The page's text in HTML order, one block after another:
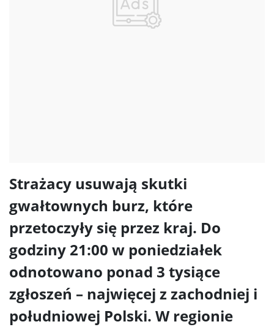
Strażacy usuwają skutki
gwałtownych burz, które
przetoczyły się przez kraj. Do
godziny 21:00 w poniedziałek
odnotowano ponad 3 tysiące
zgłoszeń – najwięcej z zachodniej i
południowej Polski. W regionie